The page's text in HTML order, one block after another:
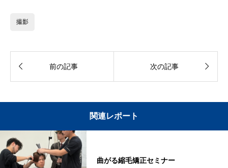
撮影
 前の記事 次の記事 
関連レポート
曲がる縮毛矯正セミナー